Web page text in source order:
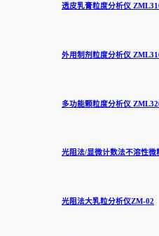
透皮乳膏粒度分析仪
外用制剂粒度分析仪
多功能颗粒度分析仪
光阻法/显微计数法不溶性微
光阻法大乳粒分析仪ZM-02